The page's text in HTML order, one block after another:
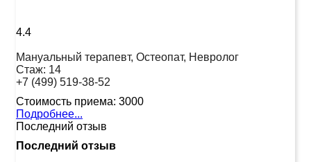
4.4
Мануальный терапевт, Остеопат, Невролог
Стаж: 14
+7 (499) 519-38-52
Стоимость приема: 3000
Подробнее...
Последний отзыв
Последний отзыв